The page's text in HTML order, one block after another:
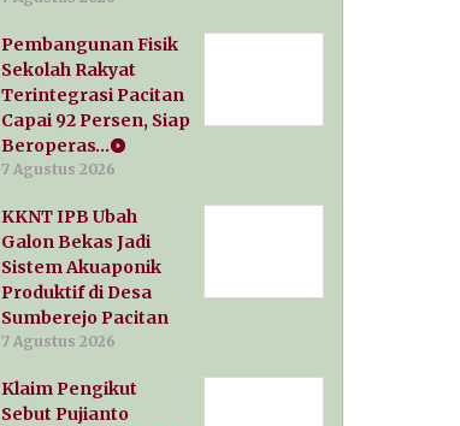
Pembangunan Fisik
Sekolah Rakyat
Terintegrasi Pacitan
Capai 92 Persen, Siap
Beroperas…
7 Agustus 2026
KKNT IPB Ubah
Galon Bekas Jadi
Sistem Akuaponik
Produktif di Desa
Sumberejo Pacitan
7 Agustus 2026
Klaim Pengikut
Sebut Pujianto